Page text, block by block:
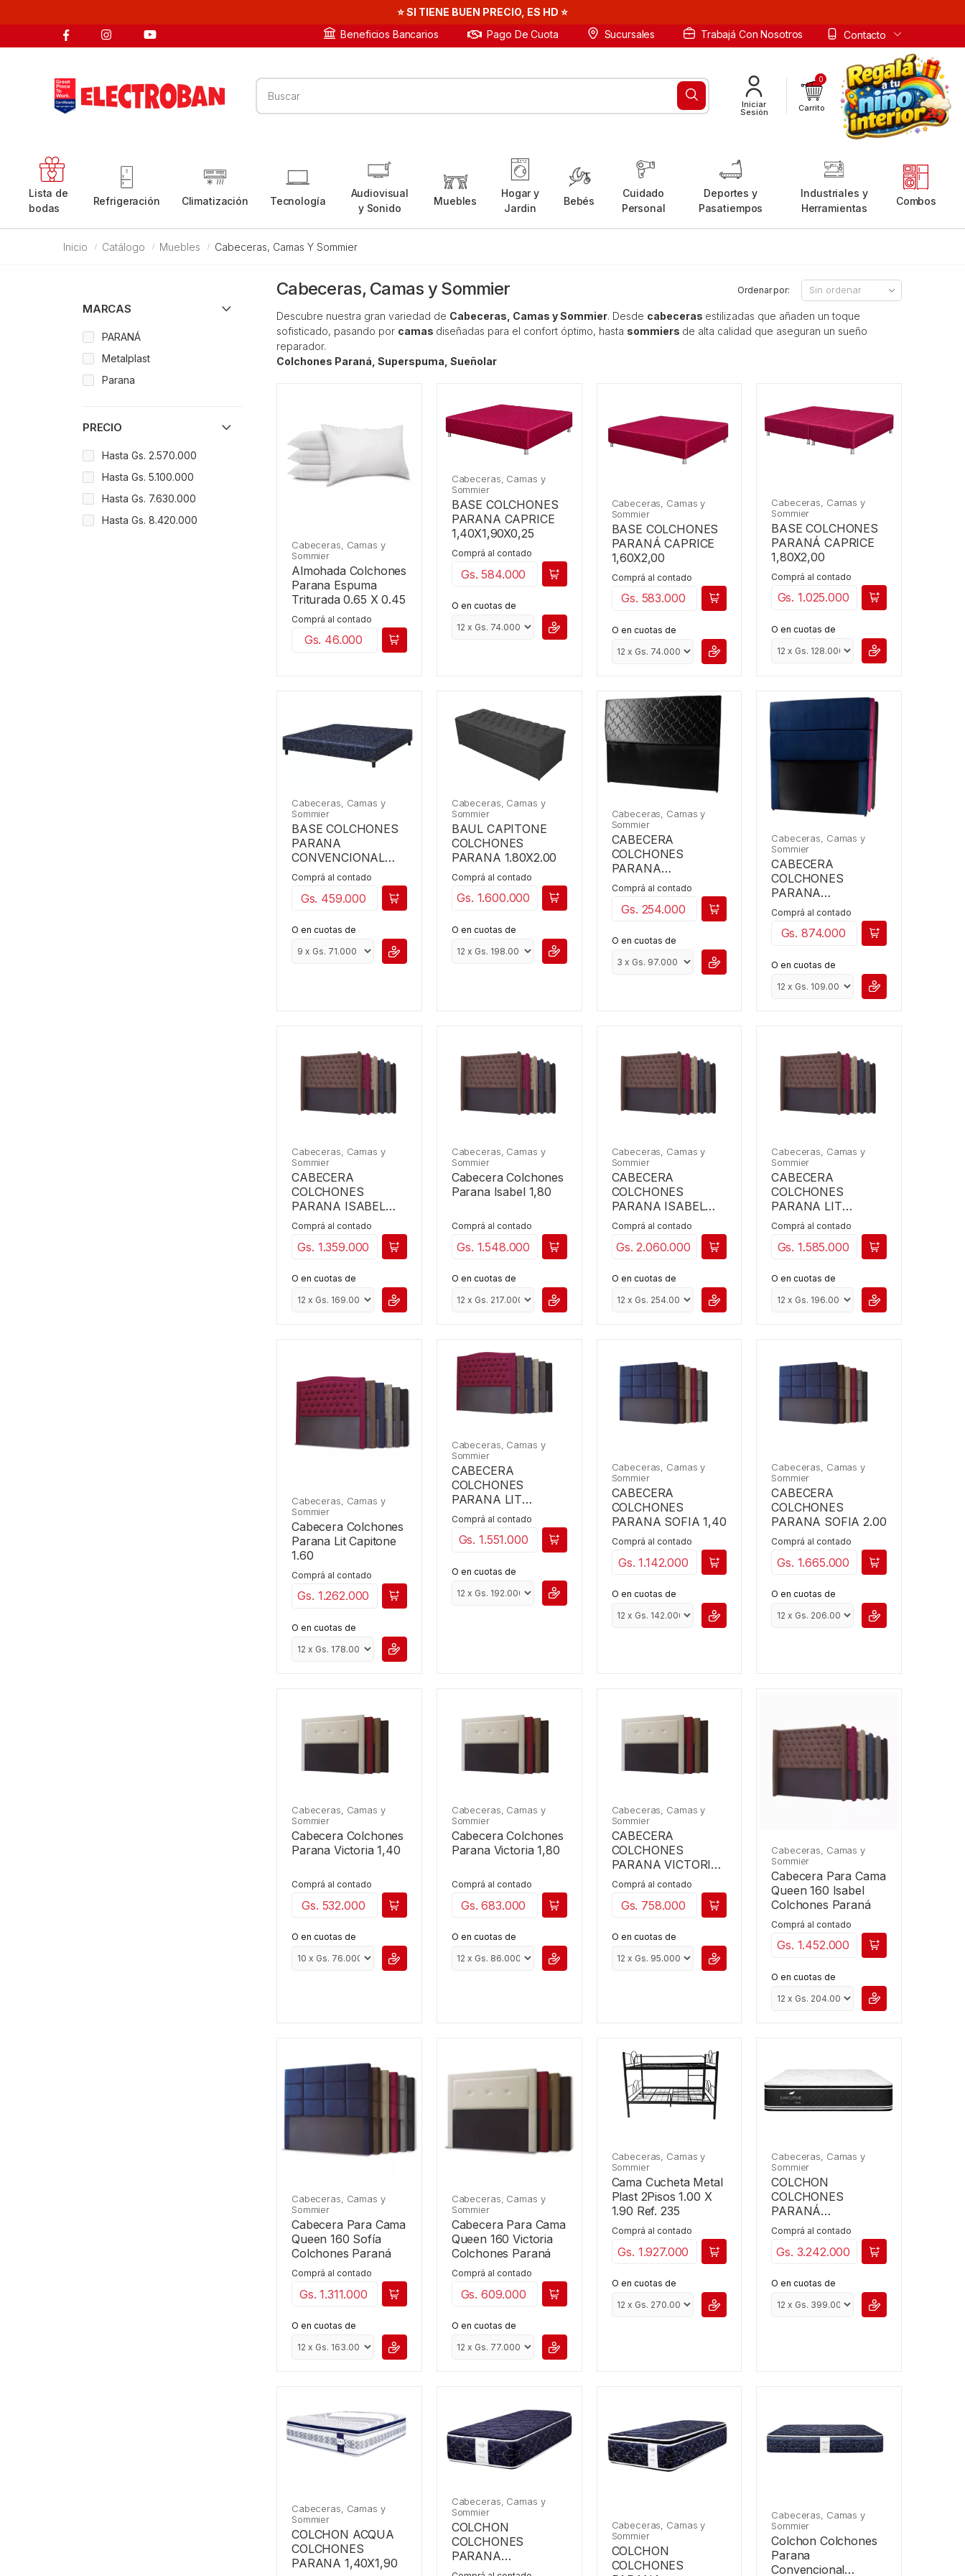
⭐ SI TIENE BUEN PRECIO, ES HD ⭐
Beneficios Bancarios
Pago De Cuota Sucursales Trabajá Con Nosotros Contacto
Buscar
Iniciar
Sesión
0
Carrito
Lista de
bodas
Refrigeración Climatización Tecnología
Audiovisual
y Sonido
Muebles
Hogar y
Jardin
Bebés
Cuidado
Personal
Deportes y
Pasatiempos
Industriales y
Herramientas
Combos
Inicio Catálogo Muebles Cabeceras, Camas Y Sommier
Cabeceras, Camas y Sommier Ordenar por:
Descubre nuestra gran variedad de Cabeceras, Camas y Sommier. Desde cabeceras estilizadas que añaden un toque
sofisticado, pasando por camas diseñadas para el confort óptimo, hasta sommiers de alta calidad que aseguran un sueño
reparador.
Colchones Paraná, Superspuma, Sueñolar
Cabeceras, Camas y
Sommier
Almohada Colchones
Parana Espuma
Triturada 0.65 X 0.45
Comprá al contado
Gs. 46.000
Cabeceras, Camas y
Sommier
BASE COLCHONES
PARANA CAPRICE
1,40X1,90X0,25
Comprá al contado
Gs. 584.000
O en cuotas de
Cabeceras, Camas y
Sommier
BASE COLCHONES
PARANÁ CAPRICE
1,60X2,00
Comprá al contado
Gs. 583.000
O en cuotas de
Cabeceras, Camas y
Sommier
BASE COLCHONES
PARANÁ CAPRICE
1,80X2,00
Comprá al contado
Gs. 1.025.000
O en cuotas de
Cabeceras, Camas y
Sommier
BASE COLCHONES
PARANA
CONVENCIONAL
1,60X2,00
Comprá al contado
Gs. 459.000
O en cuotas de
Cabeceras, Camas y
Sommier
BAUL CAPITONE
COLCHONES
PARANA 1.80X2.00
Comprá al contado
Gs. 1.600.000
O en cuotas de
Cabeceras, Camas y
Sommier
CABECERA
COLCHONES
PARANA
CONVENCIONAL
1,40
Comprá al contado
Gs. 254.000
O en cuotas de
Cabeceras, Camas y
Sommier
CABECERA
COLCHONES
PARANA
DREAMERS 1.20
Comprá al contado
Gs. 874.000
O en cuotas de
Cabeceras, Camas y
Sommier
CABECERA
COLCHONES
PARANA ISABEL
1,40
Comprá al contado
Gs. 1.359.000
O en cuotas de
Cabeceras, Camas y
Sommier
Cabecera Colchones
Parana Isabel 1,80
Comprá al contado
Gs. 1.548.000
O en cuotas de
Cabeceras, Camas y
Sommier
CABECERA
COLCHONES
PARANA ISABEL
2,00
Comprá al contado
Gs. 2.060.000
O en cuotas de
Cabeceras, Camas y
Sommier
CABECERA
COLCHONES
PARANA LIT
CAPITONE 1,80 X
2,00
Comprá al contado
Gs. 1.585.000
O en cuotas de
Cabeceras, Camas y
Sommier
Cabecera Colchones
Parana Lit Capitone
1.60
Comprá al contado
Gs. 1.262.000
O en cuotas de
Cabeceras, Camas y
Sommier
CABECERA
COLCHONES
PARANA LIT
CAPITONE 2,00 X
2,00
Comprá al contado
Gs. 1.551.000
O en cuotas de
Cabeceras, Camas y
Sommier
CABECERA
COLCHONES
PARANA SOFIA 1,40
Comprá al contado
Gs. 1.142.000
O en cuotas de
Cabeceras, Camas y
Sommier
CABECERA
COLCHONES
PARANA SOFIA 2.00
Comprá al contado
Gs. 1.665.000
O en cuotas de
Cabeceras, Camas y
Sommier
Cabecera Colchones
Parana Victoria 1,40
Comprá al contado
Gs. 532.000
O en cuotas de
Cabeceras, Camas y
Sommier
Cabecera Colchones
Parana Victoria 1,80
Comprá al contado
Gs. 683.000
O en cuotas de
Cabeceras, Camas y
Sommier
CABECERA
COLCHONES
PARANA VICTORIA
2,00
Comprá al contado
Gs. 758.000
O en cuotas de
Cabeceras, Camas y
Sommier
Cabecera Para Cama
Queen 160 Isabel
Colchones Paraná
Comprá al contado
Gs. 1.452.000
O en cuotas de
Cabeceras, Camas y
Sommier
Cabecera Para Cama
Queen 160 Sofía
Colchones Paraná
Comprá al contado
Gs. 1.311.000
O en cuotas de
Cabeceras, Camas y
Sommier
Cabecera Para Cama
Queen 160 Victoria
Colchones Paraná
Comprá al contado
Gs. 609.000
O en cuotas de
Cabeceras, Camas y
Sommier
Cama Cucheta Metal
Plast 2Pisos 1.00 X
1.90 Ref. 235
Comprá al contado
Gs. 1.927.000
O en cuotas de
Cabeceras, Camas y
Sommier
COLCHON
COLCHONES
PARANÁ
EXECUTIVE 1.40 X
1.90
Comprá al contado
Gs. 3.242.000
O en cuotas de
Cabeceras, Camas y
Sommier
COLCHON ACQUA
COLCHONES
PARANA 1,40X1,90
Cabeceras, Camas y
Sommier
COLCHON
COLCHONES
PARANA
CONVENCIONAL
Cabeceras, Camas y
Sommier
COLCHON
COLCHONES
Cabeceras, Camas y
Sommier
Colchon Colchones
Parana
Convencional
MARCAS
PARANÁ
Metalplast
Parana
PRECIO
Hasta Gs. 2.570.000
Hasta Gs. 5.100.000
Hasta Gs. 7.630.000
Hasta Gs. 8.420.000